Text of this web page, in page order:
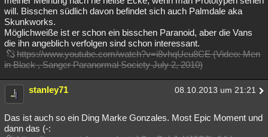
will. Bisschen südlich davon befindet sich auch Palmdale aka
Skunkworks.
Möglichweiße ist er schon ein bisschen Paranoid, aber die Vans
die ihn angeblich verfolgen sind schon interessant.
https://www.youtube.com/watch?v=i8vhqUeu8CE (Video: Men
in Black , Sanger Paranormal Society July 2, 2010)
stanley71 08.10.2013 um 21:21
Das ist auch so ein Ding Marke Gonzales. Most Epic Moment und
dann das (-: